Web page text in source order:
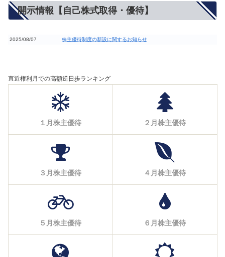
開示情報【自己株式取得・優待】
2025/08/07 株主優待制度の新設に関するお知らせ
直近権利月での高額逆日歩ランキング
１月株主優待 ２月株主優待
３月株主優待 ４月株主優待
５月株主優待 ６月株主優待